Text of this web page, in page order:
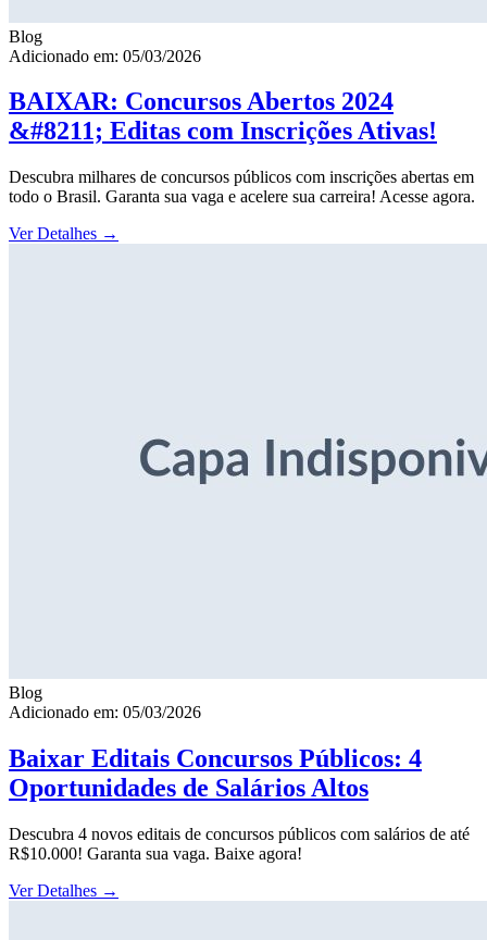
Blog
Adicionado em: 05/03/2026
BAIXAR: Concursos Abertos 2024
&#8211; Editas com Inscrições Ativas!
Descubra milhares de concursos públicos com inscrições abertas em
todo o Brasil. Garanta sua vaga e acelere sua carreira! Acesse agora.
Ver Detalhes →
Blog
Adicionado em: 05/03/2026
Baixar Editais Concursos Públicos: 4
Oportunidades de Salários Altos
Descubra 4 novos editais de concursos públicos com salários de até
R$10.000! Garanta sua vaga. Baixe agora!
Ver Detalhes →